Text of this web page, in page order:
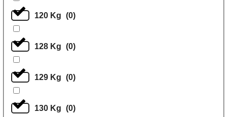
120 Kg (0)
128 Kg (0)
129 Kg (0)
130 Kg (0)